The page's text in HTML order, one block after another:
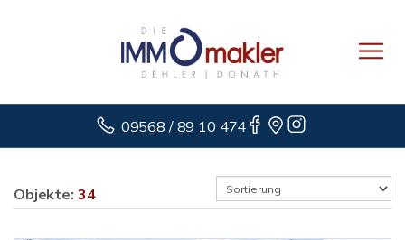
09568 / 89 10 474
Objekte: 34